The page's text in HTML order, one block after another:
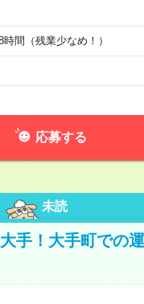
間（残業少なめ！）
応募する
未読
手！大手町での